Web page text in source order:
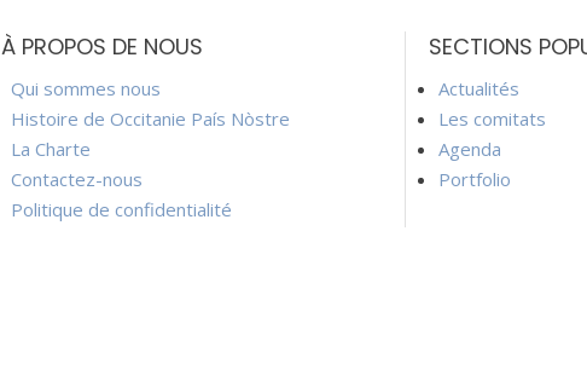
À PROPOS DE NOUS
Qui sommes nous
Histoire de Occitanie País Nòstre
La Charte
Contactez-nous
Politique de confidentialité
SECTIONS
Actualités
Les comitats
Agenda
Portfolio